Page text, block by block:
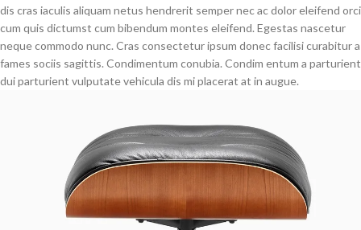
dis cras iaculis aliquam netus hendrerit semper nec ac dolor eleifend orci
cum quis dictumst cum bibendum montes eleifend. Egestas nascetur
neque commodo nunc. Cras consectetur ipsum donec facilisi curabitur a
fames sociis sagittis. Condimentum conubia. Condim entum a parturient
dui parturient vulputate vehicula dis mi placerat at in augue.